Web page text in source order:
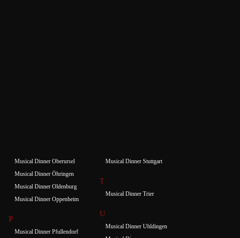
Musical Dinner Oberursel
Musical Dinner Öhringen
Musical Dinner Oldenburg
Musical Dinner Oppenheim
P
Musical Dinner Pfullendorf
Musical Dinner Stuttgart
T
Musical Dinner Trier
U
Musical Dinner Uhldingen